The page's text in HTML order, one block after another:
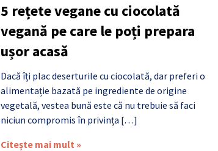
5 rețete vegane cu ciocolată
vegană pe care le poți prepara
ușor acasă
Dacă îți plac deserturile cu ciocolată, dar preferi o
alimentație bazată pe ingrediente de origine
vegetală, vestea bună este că nu trebuie să faci
niciun compromis în privința […]
Citește mai mult »